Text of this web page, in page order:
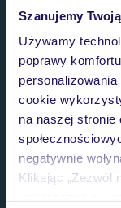
Szanujemy
Używamy
poprawy
cookie
na naszej stronie
negatywnie
Klikając „Zezwól